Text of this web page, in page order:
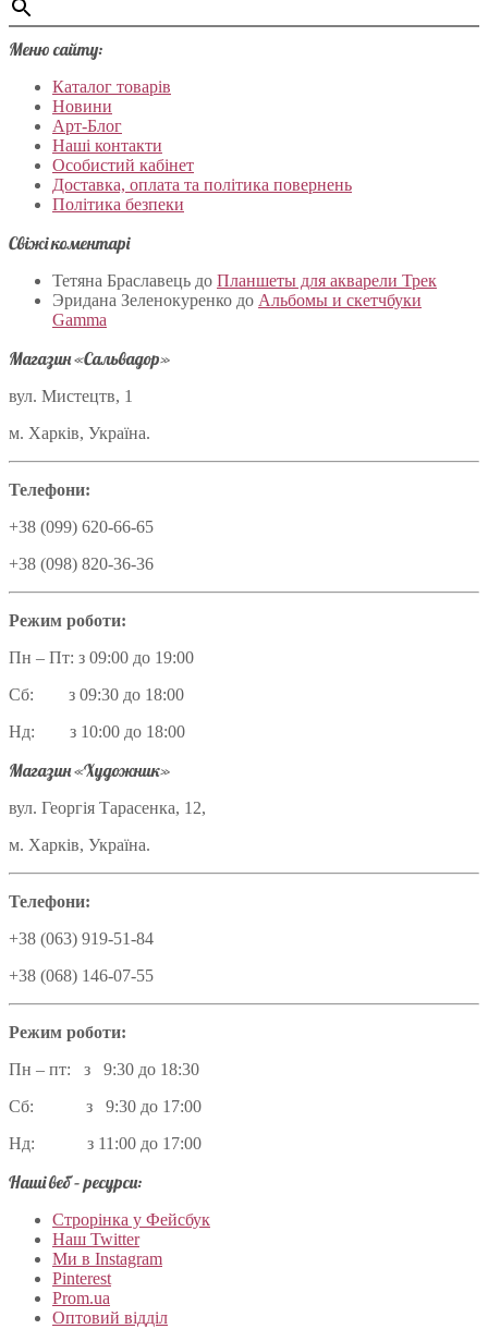
Меню сайту:
Каталог товарів
Новини
Арт-Блог
Наші контакти
Особистий кабінет
Доставка, оплата та політика повернень
Політика безпеки
Свіжі коментарі
Тетяна Браславець до Планшеты для акварели Трек
Эридана Зеленокуренко до Альбомы и скетчбуки
Gamma
Магазин «Сальвадор»
вул. Мистецтв, 1
м. Харків, Україна.
Телефони:
+38 (099) 620-66-65
+38 (098) 820-36-36
Режим роботи:
Пн – Пт: з 09:00 до 19:00
Сб: з 09:30 до 18:00
Нд: з 10:00 до 18:00
Магазин «Художник»
вул. Георгія Тарасенка, 12,
м. Харків, Україна.
Телефони:
+38 (063) 919-51-84
+38 (068) 146-07-55
Режим роботи:
Пн – пт: з 9:30 до 18:30
Сб: з 9:30 до 17:00
Нд: з 11:00 до 17:00
Наші веб – ресурси:
Строрінка у Фейсбук
Наш Twitter
Ми в Instagram
Pinterest
Prom.ua
Оптовий відділ